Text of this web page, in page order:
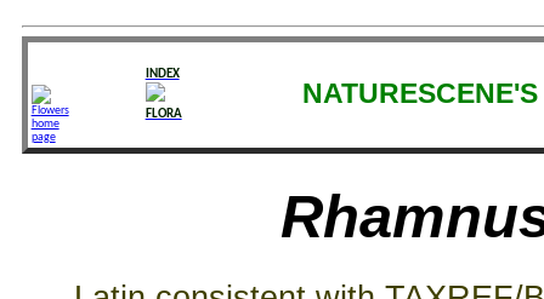
INDEX
FLORA